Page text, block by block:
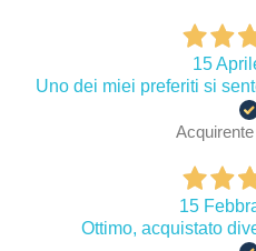
15
Uno dei miei preferiti si
15
Ottimo, acquistato